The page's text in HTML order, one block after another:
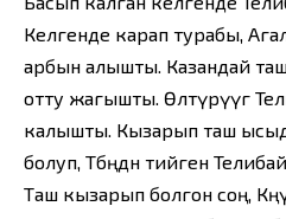
Келгенде карап турабы,
арбын алышты. Казандай
отту жагышты. Өлтүрүүгө
калышты. Кызарып таш
болуп, Төбөңдөн тийген
Таш кызарып болгон соң,